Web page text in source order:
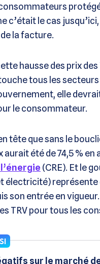
c’était le cas
la facture.
hausse des prix
tous les
elle
le consommateur.
tête que sans le
aurait été de 74,5 % en
(CRE). Et le
électricité) représente
son entrée en
TRV pour tous les
sur le marché